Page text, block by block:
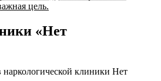
цель.
«Нет